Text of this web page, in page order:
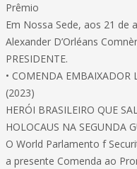
Prêmio
Em Nossa Sede, aos 21 de
Alexander D’Orléans
PRESIDENTE.
• COMENDA EMBAIXADOR
(2023)
HERÓI BRASILEIRO QUE
HOLOCAUS NA SEGUNDA
O World Parlamento f
a presente Comenda ao